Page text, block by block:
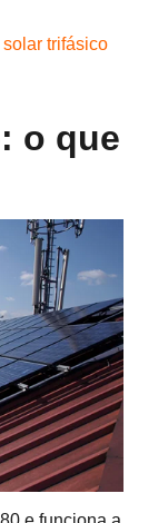
trifásico
o que